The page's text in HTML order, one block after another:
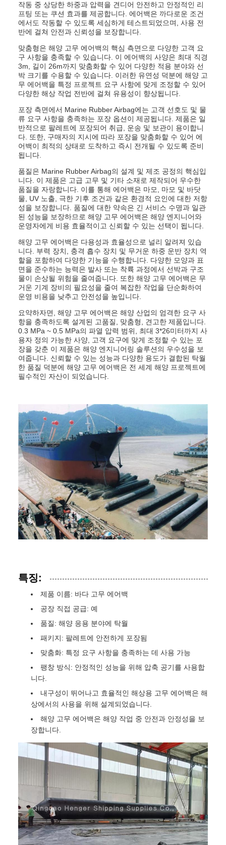
작동 중 상당한 하중과 압력을 견디어 안전하고 안정적인 리
프팅 또는 쿠션 효과를 제공합니다. 에어백은 까다로운 조건
에서도 작동할 수 있도록 세심하게 테스트되었으며, 사용 전
반에 걸쳐 안전과 신뢰성을 보장합니다.
맞춤형은 해양 고무 에어백의 핵심 측면으로 다양한 고객 요
구 사항을 충족할 수 있습니다. 이 에어백의 사양은 최대 직경
3m, 길이 26m까지 맞춤화할 수 있어 다양한 적용 분야와 선
박 크기를 수용할 수 있습니다. 이러한 유연성 덕분에 해양 고
무 에어백을 특정 프로젝트 요구 사항에 맞게 조정할 수 있어
다양한 해상 작업 전반에 걸쳐 유용성이 향상됩니다.
포장 측면에서 Marine Rubber Airbag에는 고객 선호도 및 물
류 요구 사항을 충족하는 포장 옵션이 제공됩니다. 제품은 일
반적으로 팔레트에 포장되어 취급, 운송 및 보관이 용이합니
다. 또한, 구매자의 지시에 따라 포장을 맞춤화할 수 있어 에
어백이 최적의 상태로 도착하고 즉시 전개될 수 있도록 준비
됩니다.
품질은 Marine Rubber Airbag의 설계 및 제조 공정의 핵심입
니다. 이 제품은 고급 고무 및 기타 소재로 제작되어 우수한
품질을 자랑합니다. 이를 통해 에어백은 마모, 마모 및 바닷
물, UV 노출, 극한 기후 조건과 같은 환경적 요인에 대한 저항
성을 보장합니다. 품질에 대한 약속은 긴 서비스 수명과 일관
된 성능을 보장하므로 해양 고무 에어백은 해양 엔지니어와
운영자에게 비용 효율적이고 신뢰할 수 있는 선택이 됩니다.
해양 고무 에어백은 다용성과 효율성으로 널리 알려져 있습
니다. 부력 장치, 충격 흡수 장치 및 무거운 하중 운반 장치 역
할을 포함하여 다양한 기능을 수행합니다. 다양한 모양과 표
면을 준수하는 능력은 발사 또는 착륙 과정에서 선박과 구조
물이 손상될 위험을 줄여줍니다. 또한 해양 고무 에어백은 무
거운 기계 장비의 필요성을 줄여 복잡한 작업을 단순화하여
운영 비용을 낮추고 안전성을 높입니다.
요약하자면, 해양 고무 에어백은 해양 산업의 엄격한 요구 사
항을 충족하도록 설계된 고품질, 맞춤형, 견고한 제품입니다.
0.3 MPa ~ 0.5 MPa의 파열 압력 범위, 최대 3*26미터까지 사
용자 정의 가능한 사양, 고객 요구에 맞게 조정할 수 있는 포
장을 갖춘 이 제품은 해양 엔지니어링 솔루션의 우수성을 보
여줍니다. 신뢰할 수 있는 성능과 다양한 용도가 결합된 탁월
한 품질 덕분에 해양 고무 에어백은 전 세계 해양 프로젝트에
필수적인 자산이 되었습니다.
특징:
제품 이름: 바다 고무 에어백
공장 직접 공급: 예
품질: 해양 응용 분야에 탁월
패키지: 팔레트에 안전하게 포장됨
맞춤화: 특정 요구 사항을 충족하는 데 사용 가능
팽창 방식: 안정적인 성능을 위해 압축 공기를 사용합
니다.
내구성이 뛰어나고 효율적인 해상용 고무 에어백은 해
상에서의 사용을 위해 설계되었습니다.
해양 고무 에어백은 해양 작업 중 안전과 안정성을 보
장합니다.